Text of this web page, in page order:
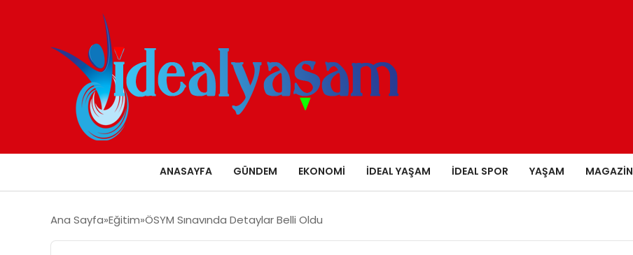
ANASAYFA GÜNDEM EKONOMI İDEAL YAŞAM İDEAL SPOR YAŞAM MAGAZIN
Ana Sayfa Eğitim ÖSYM Sınavında Detaylar Belli Oldu